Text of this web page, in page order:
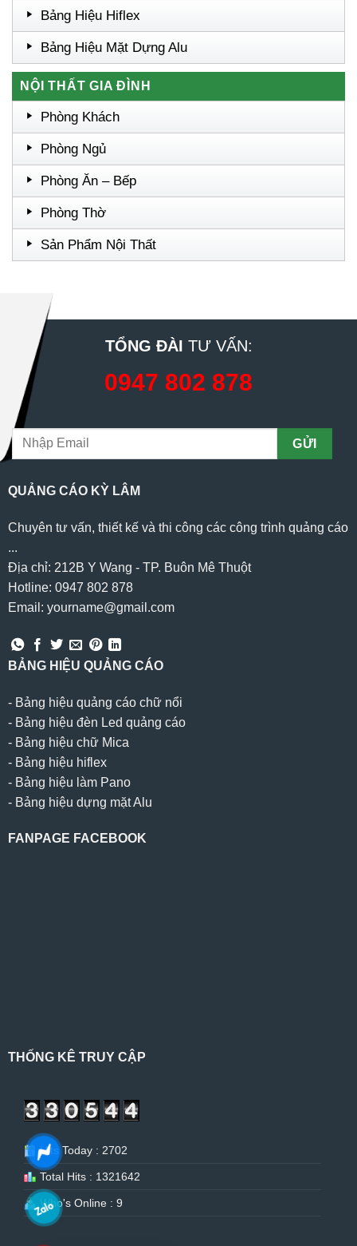
Bảng Hiệu Hiflex
Bảng Hiệu Mặt Dựng Alu
NỘI THẤT GIA ĐÌNH
Phòng Khách
Phòng Ngủ
Phòng Ăn – Bếp
Phòng Thờ
Sản Phẩm Nội Thất
TỔNG ĐÀI TƯ VẤN:
0947 802 878
QUẢNG CÁO KỲ LÂM
Chuyên tư vấn, thiết kế và thi công các công trình quảng cáo
...
Địa chỉ: 212B Y Wang - TP. Buôn Mê Thuột
Hotline: 0947 802 878
Email: yourname@gmail.com
BẢNG HIỆU QUẢNG CÁO
- Bảng hiệu quảng cáo chữ nổi
- Bảng hiệu đèn Led quảng cáo
- Bảng hiệu chữ Mica
- Bảng hiệu hiflex
- Bảng hiệu làm Pano
- Bảng hiệu dựng mặt Alu
FANPAGE FACEBOOK
THỐNG KÊ TRUY CẬP
Hits Today : 2702
Total Hits : 1321642
Who's Online : 9